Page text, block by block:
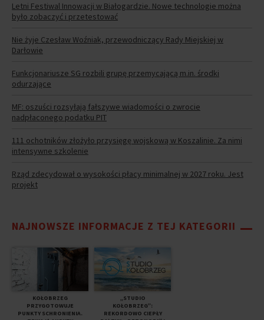
Letni Festiwal Innowacji w Białogardzie. Nowe technologie można
było zobaczyć i przetestować
Nie żyje Czesław Woźniak, przewodniczący Rady Miejskiej w
Darłowie
Funkcjonariusze SG rozbili grupę przemycającą m.in. środki
odurzające
MF: oszuści rozsyłają fałszywe wiadomości o zwrocie
nadpłaconego podatku PIT
111 ochotników złożyło przysięgę wojskową w Koszalinie. Za nimi
intensywne szkolenie
Rząd zdecydował o wysokości płacy minimalnej w 2027 roku. Jest
projekt
NAJNOWSZE INFORMACJE Z TEJ KATEGORII
KOŁOBRZEG
PRZYGOTOWUJE
PUNKTY SCHRONIENIA.
„STUDIO
KOŁOBRZEG”:
REKORDOWO CIEPŁY